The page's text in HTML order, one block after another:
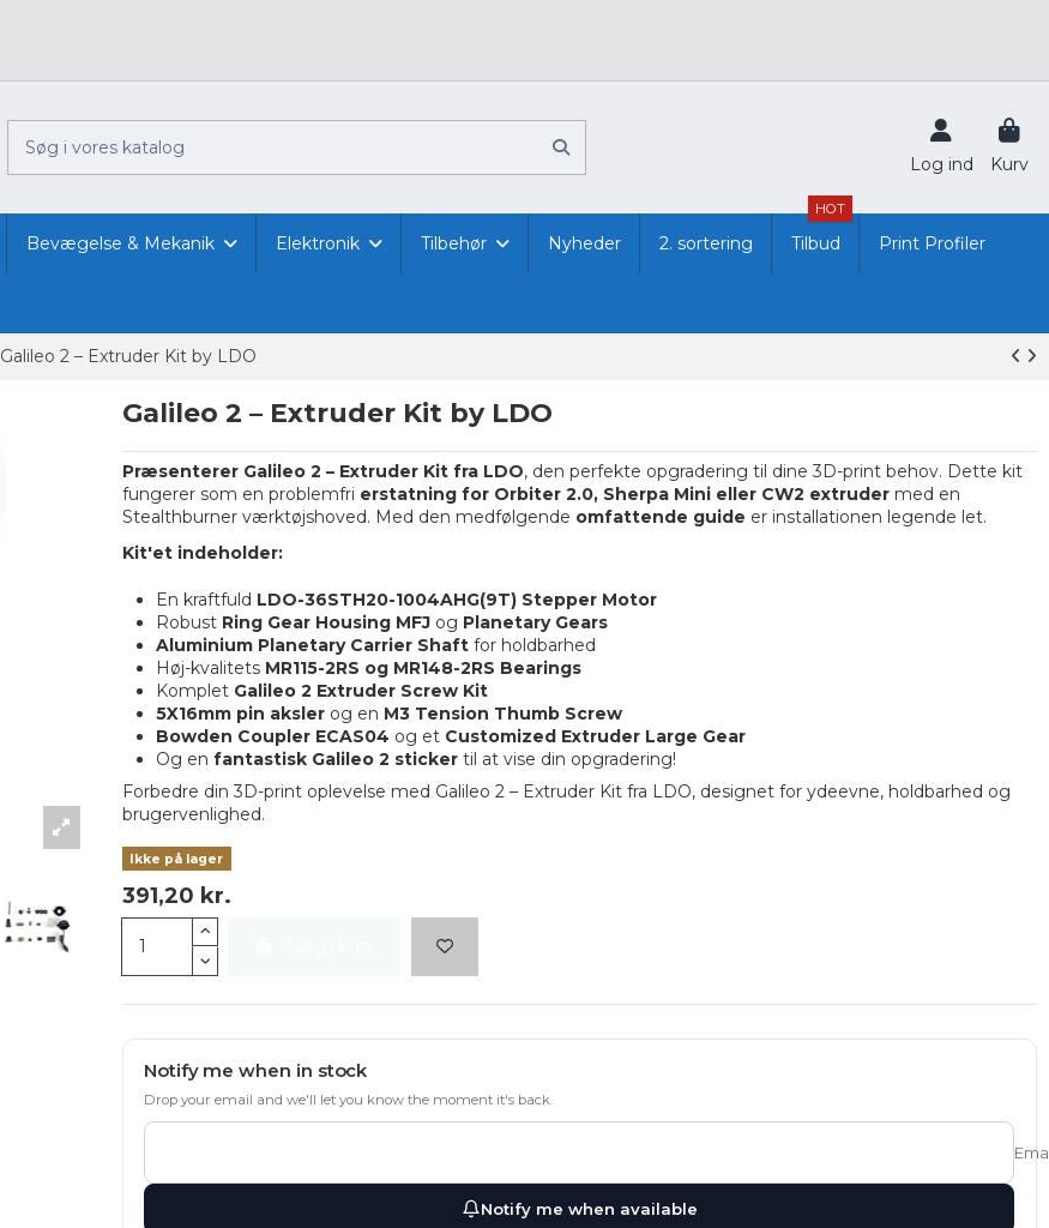
Log ind Kurv
Bevægelse & Mekanik Elektronik Tilbehør Nyheder 2. sortering Tilbud
HOT
Print Profiler
Galileo 2 – Extruder Kit by LDO
Galileo 2 – Extruder Kit by LDO
Præsenterer Galileo 2 – Extruder Kit fra LDO, den perfekte opgradering til dine 3D-print behov. Dette kit
fungerer som en problemfri erstatning for Orbiter 2.0, Sherpa Mini eller CW2 extrudermed en
Stealthburner værktøjshoved. Med den medfølgende omfattende guide er installationen legende let.
Kit'et indeholder:
En kraftfuld LDO-36STH20-1004AHG(9T) Stepper Motor
Robust Ring Gear Housing MFJog Planetary Gears
Aluminium Planetary Carrier Shaftfor holdbarhed
Høj-kvalitets MR115-2RS og MR148-2RS Bearings
Komplet Galileo 2 Extruder Screw Kit
5X16mm pin akslerog en M3 Tension Thumb Screw
Bowden Coupler ECAS04 og et Customized Extruder Large Gear
Og en fantastisk Galileo 2 stickertil at vise din opgradering!
Forbedre din 3D-print oplevelse med Galileo 2 – Extruder Kit fra LDO, designet for ydeevne, holdbarhed og
brugervenlighed.
Ikke på lager
391,20 kr.
Notify me when in stock
Drop your email and we'll let you know the moment it's back.
Notify me when available